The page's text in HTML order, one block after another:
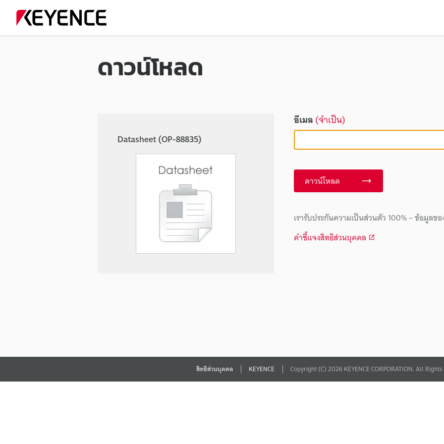
ดาวน์โหลด
Datasheet (OP-88835)
อีเมล(จำเป็น)
ดาวน์โหลด
เรารับประกันความเป็นส่วนตัว 100% – ข้อมูลข
คำชี้แจงสิทธิส่วนบุคคล
สิทธิส่วนบุคคล KEYENCE Copyright (C) 2026 KEYENCE CORPORATION. All